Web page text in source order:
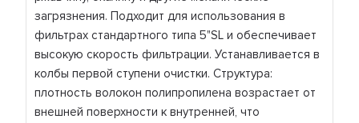
загрязнения. Подходит для использования в
фильтрах стандартного типа 5"SL и обеспечивает
высокую скорость фильтрации. Устанавливается в
колбы первой ступени очистки. Структура:
плотность волокон полипропилена возрастает от
внешней поверхности к внутренней, что